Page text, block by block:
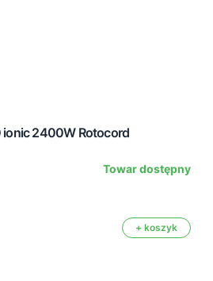
2400W Rotocord
Towar dostępny
+ koszyk